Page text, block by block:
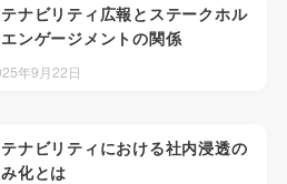
ナビリティ広報とステークホル
ンゲージメントの関係
年9月22日
ナビリティにおける社内浸透の
化とは